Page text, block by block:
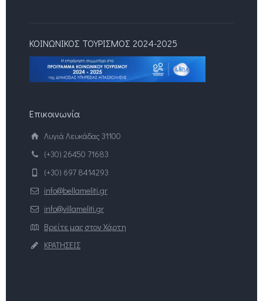
ΚΟΙΝΩΝΙΚΟΣ ΤΟΥΡΙΣΜΟΣ 2024-2025
Επικοινωνία
Λυγιά Λευκάδας 31100
(+30) 26450 71683
(+30) 697 8414293
info@bellameliti.gr
info@villameliti.gr
Βρείτε μας στον Χάρτη
ΚΡΑΤΗΣΕΙΣ